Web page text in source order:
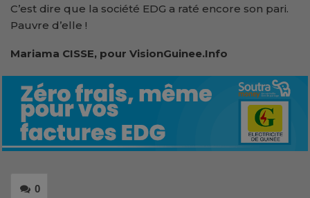
C’est dire que la société EDG a raté encore son pari.
Pauvre d’elle !
Mariama CISSE, pour VisionGuinee.Info
0